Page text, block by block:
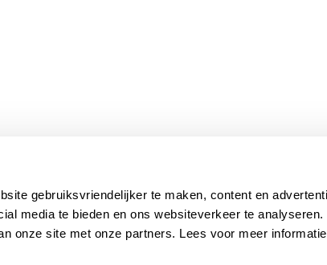
gebruiksvriendelijker te maken, content en
media te bieden en ons websiteverkeer te analyseren.
onze site met onze partners. Lees voor meer